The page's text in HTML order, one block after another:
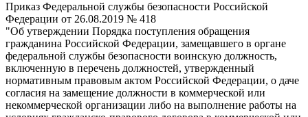
Приказ Федеральной службы безопасности Российской
Федерации от 26.08.2019 № 418
"Об утверждении Порядка поступления обращения
гражданина Российской Федерации, замещавшего в органе
федеральной службы безопасности воинскую должность,
включенную в перечень должностей, утвержденный
нормативным правовым актом Российской Федерации, о даче
согласия на замещение должности в коммерческой или
некоммерческой организации либо на выполнение работы на